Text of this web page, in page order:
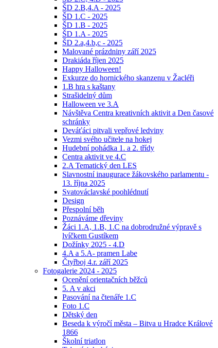
ŠD 2.B,4.A - 2025
ŠD 1.C - 2025
ŠD 1.B - 2025
ŠD 1.A - 2025
ŠD 2.a,4.b,c - 2025
Malované prázdniny září 2025
Drakiáda říjen 2025
Happy Halloween!
Exkurze do hornického skanzenu v Žacléři
1.B hra s kaštany
Strašidelný dům
Halloween ve 3.A
Návštěva Centra kreativních aktivit a Den časové
schránky
Deváťáci pitvali vepřové ledviny
Vezmi svého učitele na hokej
Hudební pohádka 1. a 2. třídy
Centra aktivit ve 4.C
2.A Tematický den LES
Slavnostní inaugurace žákovského parlamentu -
13. října 2025
Svatováclavské poohlédnutí
Design
Přespolní běh
Poznáváme dřeviny
Žáci 1.A, 1.B, 1.C na dobrodružné výpravě s
lvíčkem Gustíkem
Dožínky 2025 - 4.D
4.A a 5.A- pramen Labe
Čtyřboj 4.r. září 2025
Fotogalerie 2024 - 2025
Ocenění orientačních běžců
5. A v akci
Pasování na čtenáře 1.C
Foto 1.C
Dětský den
Beseda k výročí města – Bitva u Hradce Králové
1866
Školní triatlon